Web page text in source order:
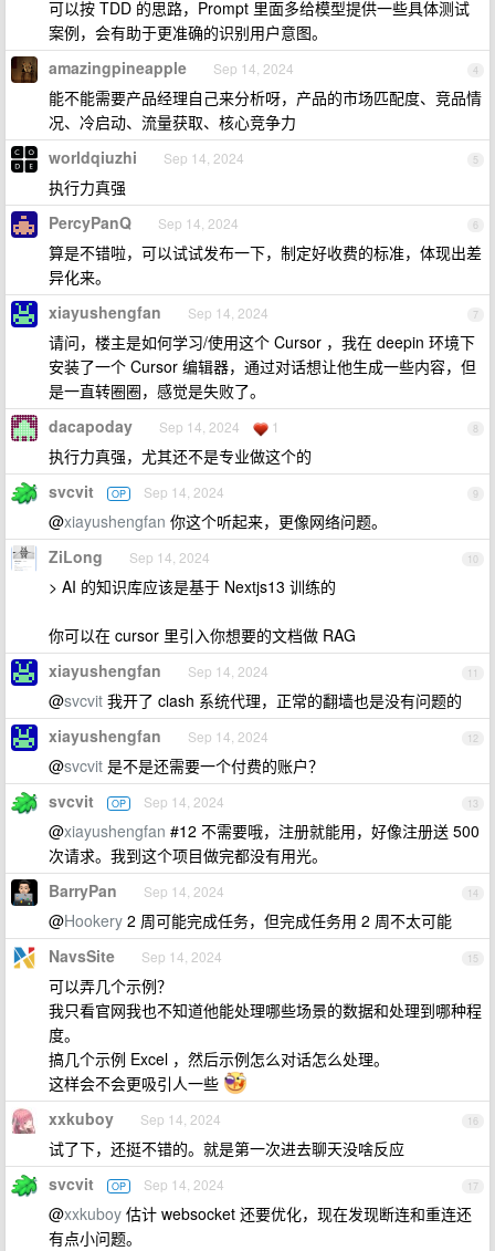
可以按 TDD 的思路，Prompt 里面多给模型提供一些具体测试
案例，会有助于更准确的识别用户意图。
4
amazingpineapple Sep 14, 2024
能不能需要产品经理自己来分析呀，产品的市场匹配度、竞品情
况、冷启动、流量获取、核心竞争力
5
worldqiuzhi Sep 14, 2024
执行力真强
6
PercyPanQ Sep 14, 2024
算是不错啦，可以试试发布一下，制定好收费的标准，体现出差
异化来。
7
xiayushengfan Sep 14, 2024
请问，楼主是如何学习/使用这个 Cursor ，我在 deepin 环境下
安装了一个 Cursor 编辑器，通过对话想让他生成一些内容，但
是一直转圈圈，感觉是失败了。
8
dacapoday Sep 14, 2024 1
执行力真强，尤其还不是专业做这个的
9
svcvit OP Sep 14, 2024
@xiayushengfan 你这个听起来，更像网络问题。
10
ZiLong Sep 14, 2024
> AI 的知识库应该是基于 Nextjs13 训练的
你可以在 cursor 里引入你想要的文档做 RAG
11
xiayushengfan Sep 14, 2024
@svcvit 我开了 clash 系统代理，正常的翻墙也是没有问题的
12
xiayushengfan Sep 14, 2024
@svcvit 是不是还需要一个付费的账户？
13
svcvit OP Sep 14, 2024
@xiayushengfan #12 不需要哦，注册就能用，好像注册送 500
次请求。我到这个项目做完都没有用光。
14
BarryPan Sep 14, 2024
@Hookery 2 周可能完成任务，但完成任务用 2 周不太可能
15
NavsSite Sep 14, 2024
可以弄几个示例？
我只看官网我也不知道他能处理哪些场景的数据和处理到哪种程
度。
搞几个示例 Excel ，然后示例怎么对话怎么处理。
这样会不会更吸引人一些
16
xxkuboy Sep 14, 2024
试了下，还挺不错的。就是第一次进去聊天没啥反应
17
svcvit OP Sep 14, 2024
@xxkuboy 估计 websocket 还要优化，现在发现断连和重连还
有点小问题。